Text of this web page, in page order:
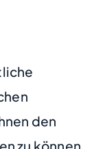
den
zu können.